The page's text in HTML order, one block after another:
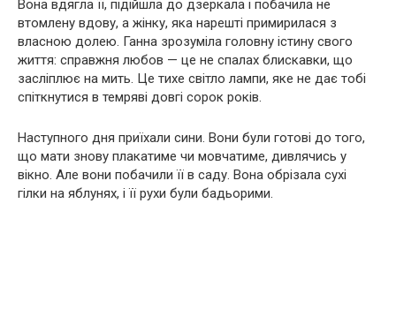
Вона вдягла її, підійшла до дзеркала і побачила не
втомлену вдову, а жінку, яка нарешті примирилася з
власною долею. Ганна зрозуміла головну істину свого
життя: справжня любов — це не спалах блискавки, що
засліплює на мить. Це тихе світло лампи, яке не дає тобі
спіткнутися в темряві довгі сорок років.
Наступного дня приїхали сини. Вони були готові до того,
що мати знову плакатиме чи мовчатиме, дивлячись у
вікно. Але вони побачили її в саду. Вона обрізала сухі
гілки на яблунях, і її рухи були бадьорими.